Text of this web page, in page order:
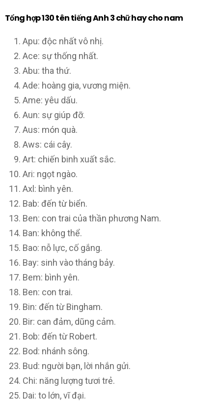
Tổng hợp 130 tên tiếng Anh 3 chữ hay cho nam
Apu: độc nhất vô nhị.
Ace: sự thống nhất.
Abu: tha thứ.
Ade: hoàng gia, vương miện.
Ame: yêu dấu.
Aun: sự giúp đỡ.
Aus: món quà.
Aws: cái cây.
Art: chiến binh xuất sắc.
Ari: ngọt ngào.
Axl: bình yên.
Bab: đến từ biển.
Ben: con trai của thần phương Nam.
Ban: không thể.
Bao: nỗ lực, cố gắng.
Bay: sinh vào tháng bảy.
Bem: bình yên.
Ben: con trai.
Bin: đến từ Bingham.
Bir: can đảm, dũng cảm.
Bob: đến từ Robert.
Bod: nhánh sông.
Bud: người bạn, lời nhắn gửi.
Chi: năng lượng tươi trẻ.
Dai: to lớn, vĩ đại.